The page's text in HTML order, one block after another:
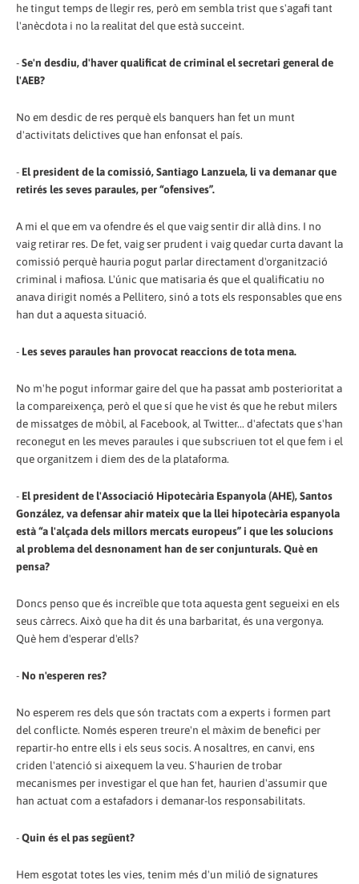
he tingut temps de llegir res, però em sembla trist que s'agafi tant
l'anècdota i no la realitat del que està succeint.
-Se'n desdiu, d'haver qualificat de criminal el secretari general de
l'AEB?
No em desdic de res perquè els banquers han fet un munt
d'activitats delictives que han enfonsat el país.
- El president de la comissió, Santiago Lanzuela, li va demanar que
retirés les seves paraules, per “ofensives”.
A mi el que em va ofendre és el que vaig sentir dir allà dins. I no
vaig retirar res. De fet, vaig ser prudent i vaig quedar curta davant la
comissió perquè hauria pogut parlar directament d'organització
criminal i mafiosa. L'únic que matisaria és que el qualificatiu no
anava dirigit només a Pellitero, sinó a tots els responsables que ens
han dut a aquesta situació.
- Les seves paraules han provocat reaccions de tota mena.
No m'he pogut informar gaire del que ha passat amb posterioritat a
la compareixença, però el que sí que he vist és que he rebut milers
de missatges de mòbil, al Facebook, al Twitter... d'afectats que s'han
reconegut en les meves paraules i que subscriuen tot el que fem i el
que organitzem i diem des de la plataforma.
- El president de l'Associació Hipotecària Espanyola (AHE), Santos
González, va defensar ahir mateix que la llei hipotecària espanyola
està “a l'alçada dels millors mercats europeus” i que les solucions
al problema del desnonament han de ser conjunturals. Què en
pensa?
Doncs penso que és increïble que tota aquesta gent segueixi en els
seus càrrecs. Això que ha dit és una barbaritat, és una vergonya.
Què hem d'esperar d'ells?
- No n'esperen res?
No esperem res dels que són tractats com a experts i formen part
del conflicte. Només esperen treure'n el màxim de benefici per
repartir-ho entre ells i els seus socis. A nosaltres, en canvi, ens
criden l'atenció si aixequem la veu. S'haurien de trobar
mecanismes per investigar el que han fet, haurien d'assumir que
han actuat com a estafadors i demanar-los responsabilitats.
-Quin és el pas següent?
Hem esgotat totes les vies, tenim més d'un milió de signatures